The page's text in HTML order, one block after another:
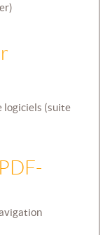
logiciels (suite